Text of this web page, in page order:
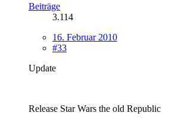
Beiträge
3.114
16. Februar 2010
#33
Update
Release Star Wars the old Republic